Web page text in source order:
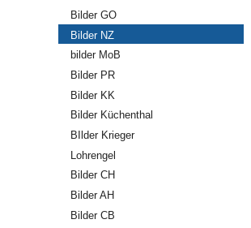
Bilder GO
Bilder NZ
bilder MoB
Bilder PR
Bilder KK
Bilder Küchenthal
BIlder Krieger
Lohrengel
Bilder CH
Bilder AH
Bilder CB